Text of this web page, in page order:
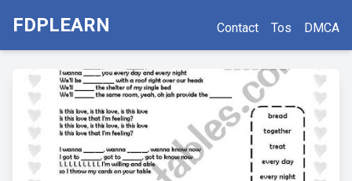
FDPLEARN Contact Tos DMCA